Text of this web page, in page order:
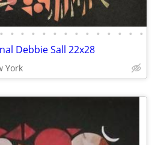
• • • • • • • • • • • • • •
Debbie Sall 22x28
York